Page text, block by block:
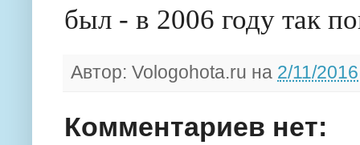
был - в 2006 году так
Автор: Vologohota.ru на 2/11/2016
Комментариев нет: